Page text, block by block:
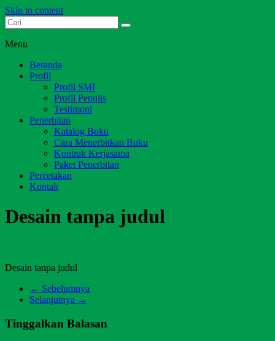
Skip to content
Dari Jambi untuk Indonesia
Menu
Beranda
Profil
Profil SMI
Profil Penulis
Testimoni
Penerbitan
Katalog Buku
Cara Menerbitkan Buku
Kontrak Kerjasama
Paket Penerbitan
Percetakan
Kontak
Desain tanpa judul
Desain tanpa judul
← Sebelumnya
Selanjutnya →
Tinggalkan Balasan